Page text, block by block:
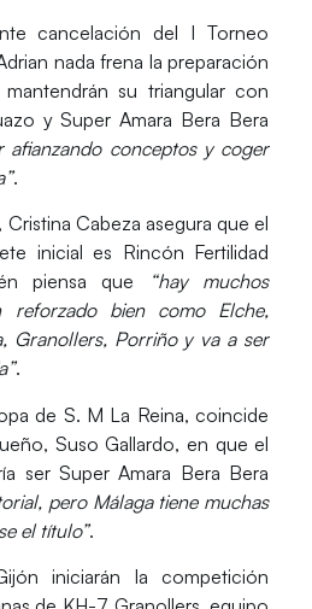
cancelación del I Torneo
nada frena la preparación
su triangular con
y Super Amara Bera Bera
afianzando conceptos y coger
.
Cabeza asegura que el
inicial es Rincón Fertilidad
piensa que
“hay muchos
reforzado bien como Elche,
Granollers, Porriño y va a ser
.
de S. M La Reina, coincide
Suso Gallardo, en que el
ser Super Amara Bera Bera
pero Málaga tiene muchas
el título”.
iniciarán la competición